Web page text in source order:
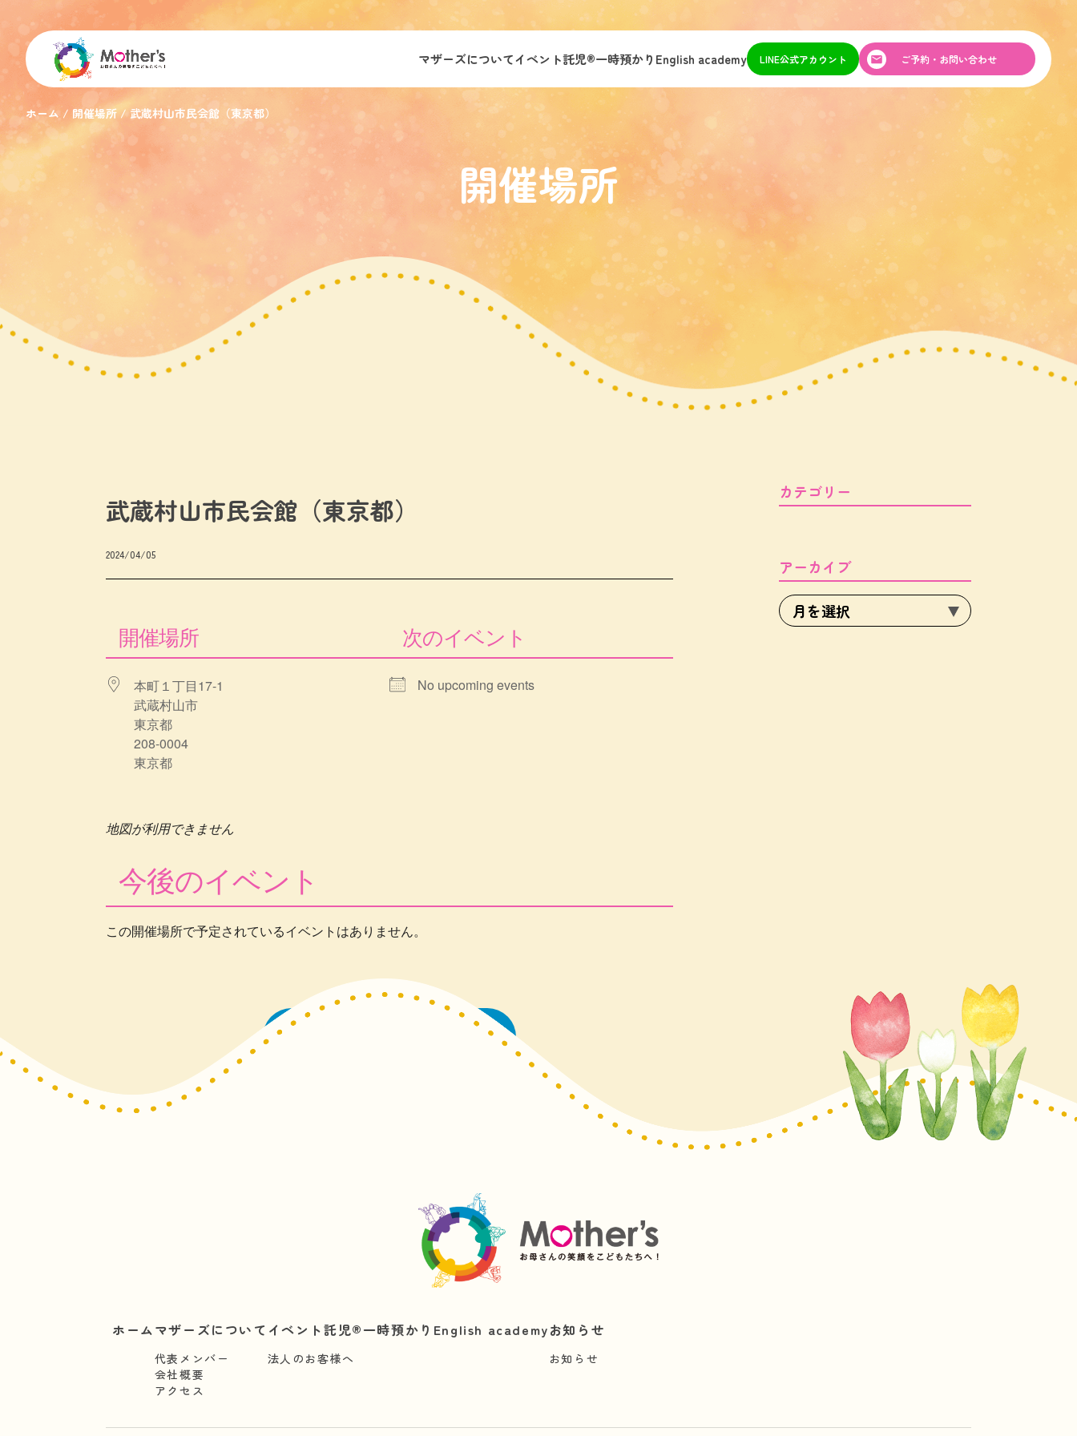
マザーズについてイベント託児®︎一時預かり English academy LINE公式アカウント ご予約・お問い合わせ
ホーム 開催場所 武蔵村山市民会館（東京都）
開催場所
武蔵村山市民会館（東京都）
2024/04/05
開催場所
本町１丁目17-1
武蔵村山市
東京都
208-0004
東京都
次のイベント
No upcoming events
地図が利用できません
今後のイベント
この開催場所で予定されているイベントはありません。
カテゴリー
アーカイブ
ホームマザーズについて
代表メンバー
会社概要
アクセス
イベント託児®︎
法人のお客様へ
一時預かり English academyお知らせ
お知らせ